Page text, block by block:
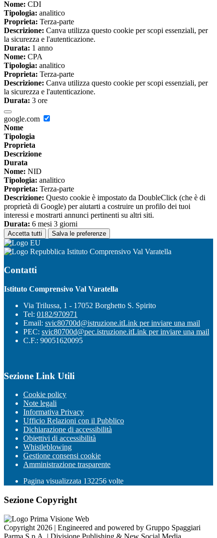
Nome: CDI
Tipologia: analitico
Proprieta: Terza-parte
Descrizione: Canva utilizza questo cookie per scopi essenziali, per
la sicurezza e l'autenticazione.
Durata: 1 anno
Nome: CPA
Tipologia: analitico
Proprieta: Terza-parte
Descrizione: Canva utilizza questo cookie per scopi essenziali, per
la sicurezza e l'autenticazione.
Durata: 3 ore
google.com
Nome
Tipologia
Proprieta
Descrizione
Durata
Nome: NID
Tipologia: analitico
Proprieta: Terza-parte
Descrizione: Questo cookie è impostato da DoubleClick (che è di
proprietà di Google) per aiutarti a costruire un profilo dei tuoi
interessi e mostrarti annunci pertinenti su altri siti.
Durata: 6 mesi 3 giorni
Accetta tutti Salva le preferenze
Istituto Comprensivo Val Varatella
Contatti
Istituto Comprensivo Val Varatella
Via Trilussa, 1 - 17052 Borghetto S. Spirito
Tel: 0182/970971
Email: svic80700d@istruzione.itLink per inviare una mail
PEC: svic80700d@pec.istruzione.itLink per inviare una mail
C.F.: 90051620095
Sezione Link Utili
Cookie policy
Note legali
Informativa Privacy
Ufficio Relazioni con il Pubblico
Dichiarazione di accessibilità
Obiettivi di accessibilità
Whistleblowing
Gestione consensi cookie
Amministrazione trasparente
Pagina visualizzata 132256 volte
Sezione Copyright
Copyright 2026 | Engineered and powered by Gruppo Spaggiari
Parma S.p.A. | Divisione Publishing & New Social Media